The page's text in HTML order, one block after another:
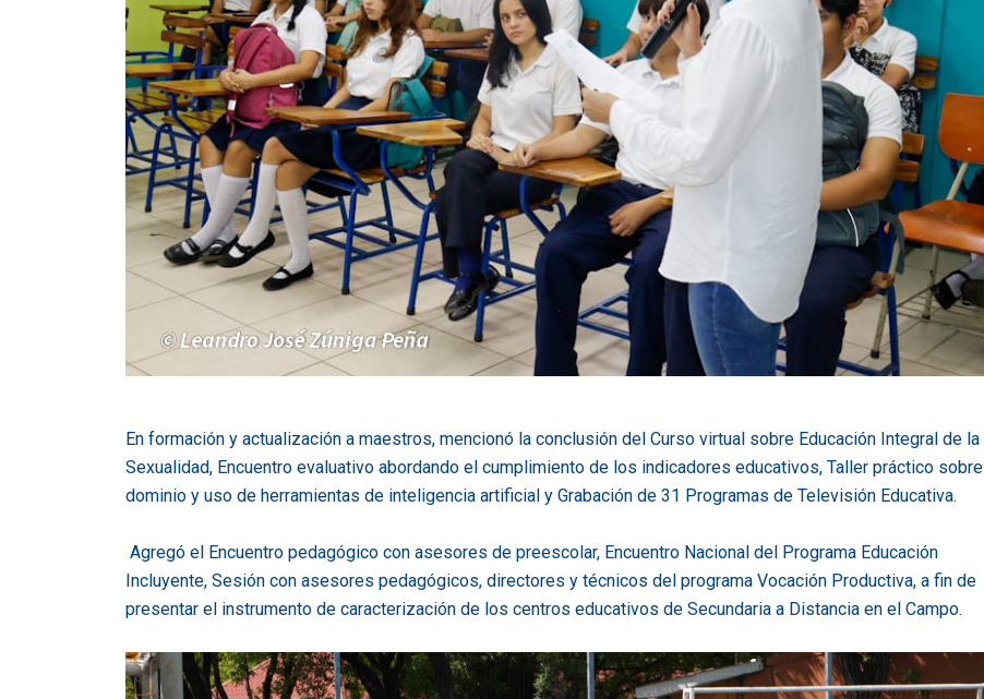
En formación y actualización a maestros, mencionó la conclusión del Curso virtual sobre Educación Integral de la
Sexualidad, Encuentro evaluativo abordando el cumplimiento de los indicadores educativos, Taller práctico sobre
dominio y uso de herramientas de inteligencia artificial y Grabación de 31 Programas de Televisión Educativa.
Agregó el Encuentro pedagógico con asesores de preescolar, Encuentro Nacional del Programa Educación
Incluyente, Sesión con asesores pedagógicos, directores y técnicos del programa Vocación Productiva, a fin de
presentar el instrumento de caracterización de los centros educativos de Secundaria a Distancia en el Campo.